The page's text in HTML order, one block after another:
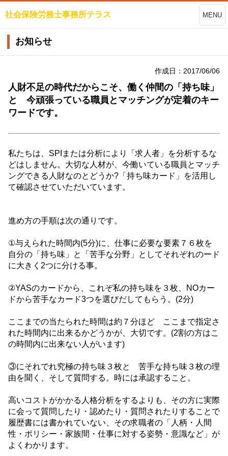
社会保険労務士事務所テラス MENU
お知らせ
作成日：2017/06/06
人財不足の時代だからこそ、働く仲間の「持ち味」
と 今頑張っている職員とマッチングが定着のキー
ワードです。
私たちは、SPIまたは分析により「求人者」を分析するな
どはしません。大切な人材が、今働いている職員とマッチ
ングできる人財なのとどうか?「持ち味カード」を活用し
て確認させていただいています。
進め方の手順は次の通りです。
①与えられた時間内(5分)に、仕事に必要な要素７６枚を
自分の「持ち味」と「苦手な分野」としてそれぞれのード
に大きく2つに分ける事。
②YASのカードから、これぞ私の持ち味を３枚、NOカー
ドから苦手なカード3つを選びだしてもらう。(2分)
ここまでの当たられた時間は約７分ほど ここまで指定さ
れた時間内に出来るかどうかが、大切です。(2割の方はこ
の時間内に出来ない人がいます)
③にそれでれ究極の持ち味３枚と 苦手な持ち味３枚の理
由を聞く、そして質問する。時には承認すること。
高いコストがかかる人格分析をするよりも、その方に実際
に会って質問したり・認めたり・質問されたりすることで
履歴書には書かれていない、その求職者の「人柄・人間
性・ポリシー・家族間・仕事に対する姿勢・意識など」が
よくわかります。